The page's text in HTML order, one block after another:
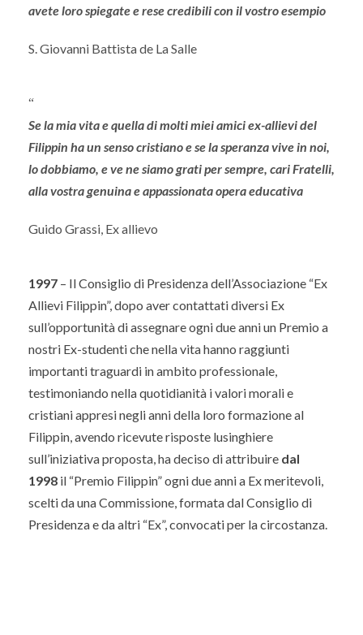
avete loro spiegate e rese credibili con il vostro esempio
S. Giovanni Battista de La Salle
“
Se la mia vita e quella di molti miei amici ex-allievi del
Filippin ha un senso cristiano e se la speranza vive in noi,
lo dobbiamo, e ve ne siamo grati per sempre, cari Fratelli,
alla vostra genuina e appassionata opera educativa
Guido Grassi, Ex allievo
1997 – Il Consiglio di Presidenza dell’Associazione “Ex
Allievi Filippin”, dopo aver contattati diversi Ex
sull’opportunità di assegnare ogni due anni un Premio a
nostri Ex-studenti che nella vita hanno raggiunti
importanti traguardi in ambito professionale,
testimoniando nella quotidianità i valori morali e
cristiani appresi negli anni della loro formazione al
Filippin, avendo ricevute risposte lusinghiere
sull’iniziativa proposta, ha deciso di attribuire dal
1998 il “Premio Filippin” ogni due anni a Ex meritevoli,
scelti da una Commissione, formata dal Consiglio di
Presidenza e da altri “Ex”, convocati per la circostanza.